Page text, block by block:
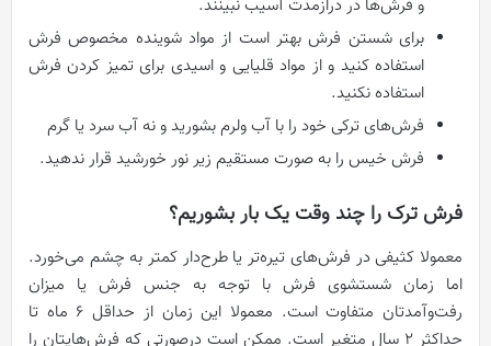
و فرش‌ها در درازمدت آسیب نبینند.
برای شستن فرش بهتر است از مواد شوینده مخصوص فرش
استفاده کنید و از مواد قلیایی و اسیدی برای تمیز کردن فرش
استفاده نکنید.
فرش‌های ترکی خود را با آب ولرم بشورید و نه آب سرد یا گرم
فرش خیس را به صورت مستقیم زیر نور خورشید قرار ندهید.
فرش ترک را چند وقت یک بار بشوریم؟
معمولا کثیفی در فرش‌های تیره‌تر یا طرح‌دار کمتر به چشم می‌خورد.
اما زمان شستشوی فرش با توجه به جنس فرش یا میزان
رفت‌و‌‌آمدتان متفاوت است. معمولا این زمان از حداقل ۶ ماه تا
حداکثر ۲ سال متغیر است. ممکن است درصورتی که فرش‌هایتان را